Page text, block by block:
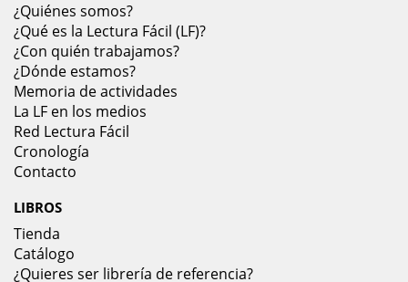
¿Quiénes somos?
¿Qué es la Lectura Fácil (LF)?
¿Con quién trabajamos?
¿Dónde estamos?
Memoria de actividades
La LF en los medios
Red Lectura Fácil
Cronología
Contacto
LIBROS
Tienda
Catálogo
¿Quieres ser librería de referencia?